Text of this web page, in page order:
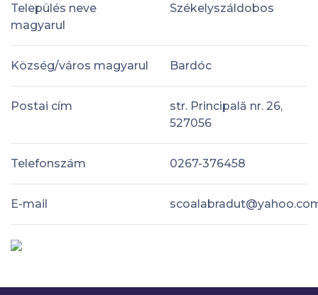
Település neve
magyarul
Székelyszáldobos
Község/város magyarul Bardóc
Postai cím
str. Principală nr. 26,
527056
Telefonszám 0267-376458
E-mail